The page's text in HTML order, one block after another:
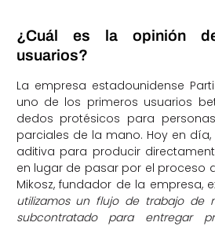
¿Cuál es la opinión
usuarios?
La empresa estadounidense
uno de los primeros usuarios
dedos protésicos para
parciales de la mano. Hoy en
aditiva para producir
en lugar de pasar por el proceso
Mikosz, fundador de la empresa,
utilizamos un flujo de trabajo de
subcontratado para entregar